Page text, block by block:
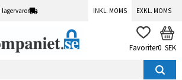
lagervaror INKL. MOMS EXKL. MOMS
FAVORITER
0 SEK